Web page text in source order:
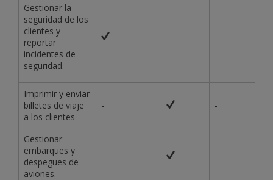
Gestionar la
seguridad de los
clientes y
reportar
incidentes de
seguridad.
- -
Imprimir y enviar
billetes de viaje
a los clientes
- -
Gestionar
embarques y
despegues de
aviones.
- -